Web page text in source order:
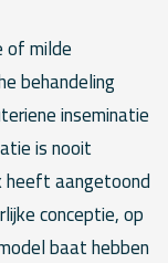
of milde
behandeling
inseminatie
is nooit
heeft aangetoond
conceptie, op
baat hebben